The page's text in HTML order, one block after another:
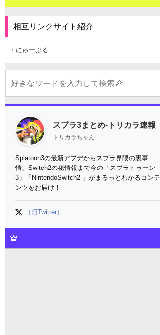
相互リンクサイト紹介
・にゅーぷる
スプラ3まとめ-トリカラ速報
トリカラちゃん
Splatoon3の最新アプデからスプラ界隈の裏事
情、Switch2の秘情報まで今の「スプラトゥーン
3」「NintendoSwitch2 」がまるっとわかるコンテ
ンツをお届け！
（旧Twitter）